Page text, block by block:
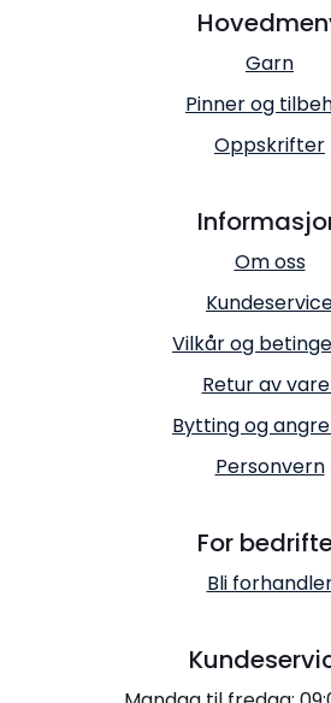
Garn
Pinner og
Oppskrifter
Om oss
Vilkår og
Retur av
Bytting og
Personvern
For
Bli